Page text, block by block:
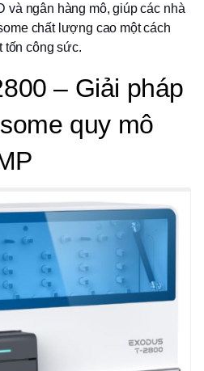
và ngân hàng mô, giúp các nhà
chất lượng cao một cách
tốn công sức.
– Giải pháp
quy mô